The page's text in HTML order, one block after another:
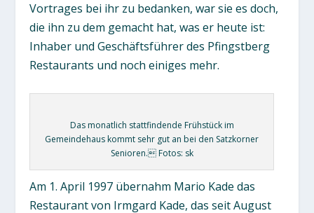
Vortrages bei ihr zu bedanken, war sie es doch,
die ihn zu dem gemacht hat, was er heute ist:
Inhaber und Geschäftsführer des Pfingstberg
Restaurants und noch einiges mehr.
Das monatlich stattfindende Frühstück im
Gemeindehaus kommt sehr gut an bei den Satzkorner
Senioren. Fotos: sk
Am 1. April 1997 übernahm Mario Kade das
Restaurant von Irmgard Kade, das seit August